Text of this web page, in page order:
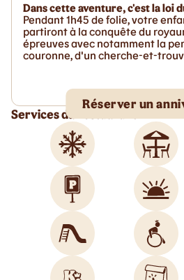
Dans cette aventure, c'est la loi
Pendant 1h45 de folie, votre
partiront à la conquête du
épreuves avec notamment la
couronne, d'un cherche-et-
Réserver un
Services du restaurant